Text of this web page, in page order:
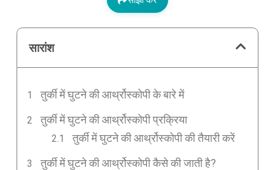
सारांश
तुर्की में घुटने की आर्थ्रोस्कोपी के बारे में
तुर्की में घुटने की आर्थ्रोस्कोपी प्रक्रिया
तुर्की में घुटने की आर्थ्रोस्कोपी की तैयारी करें
तुर्की में घुटने की आर्थ्रोस्कोपी कैसे की जाती है?